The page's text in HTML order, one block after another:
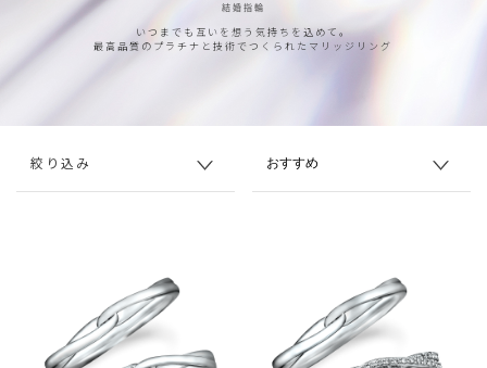
結婚指輪
いつまでも互いを想う気持ちを込めて。
最高品質のプラチナと技術でつくられたマリッジリング
絞り込み